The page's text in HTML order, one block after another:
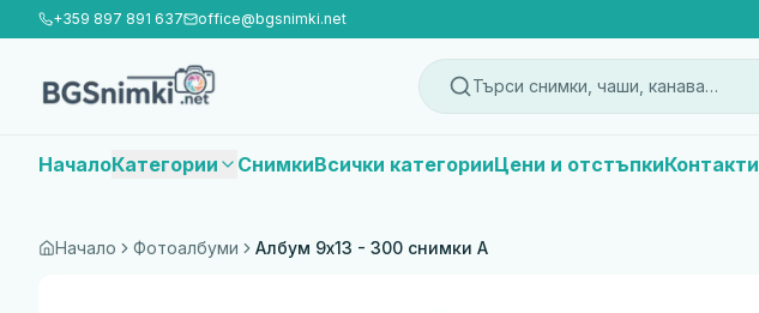
+359 897 891 637 office@bgsnimki.net
Търси снимки, чаши, канава…
НачалоКатегории СнимкиВсички категорииЦени и отстъпкиКонтакти
Начало Фотоалбуми Албум 9x13 - 300 снимки A